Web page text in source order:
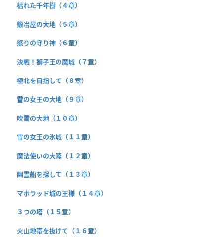
枯れた千年樹（４章）
鍛冶屋の大地（５章）
怒りの守り神（６章）
決戦！獅子王の魔城（７章）
極北を目指して（８章）
雪の女王の大地（９章）
吹雪の大地（１０章）
雪の女王の氷城（１１章）
魔法使いの大陸（１２章）
幽霊船を探して（１３章）
マホラッド城の王様（１４章）
３つの塔（１５章）
火山地帯を抜けて（１６章）